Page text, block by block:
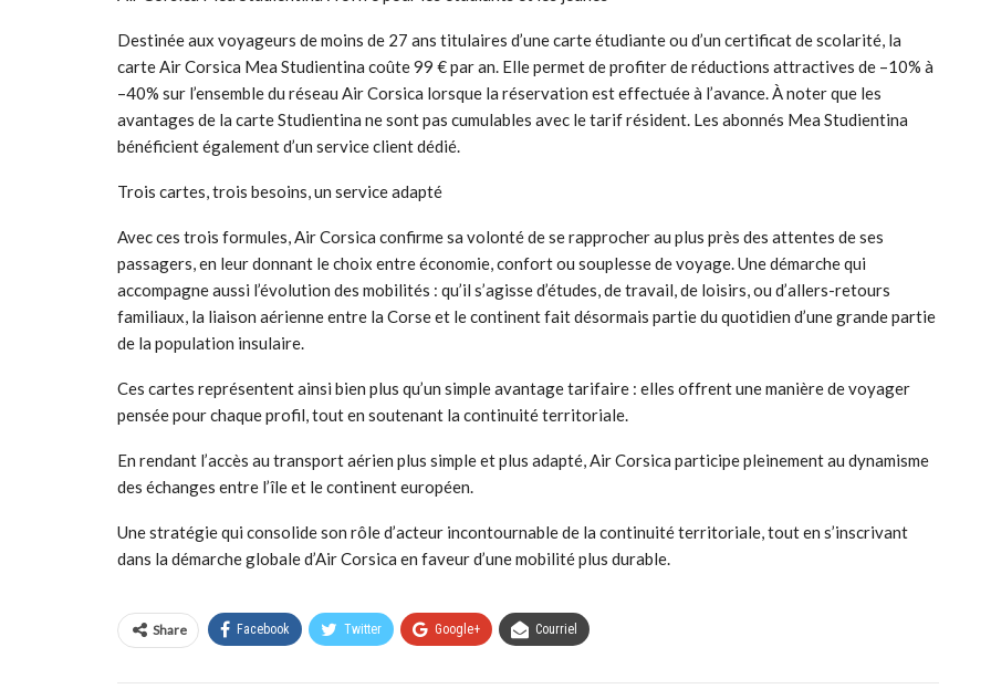
Destinée aux voyageurs de moins de 27 ans titulaires d’une carte étudiante ou d’un certificat de scolarité, la
carte Air Corsica Mea Studientina coûte 99 € par an. Elle permet de profiter de réductions attractives de –10% à
–40% sur l’ensemble du réseau Air Corsica lorsque la réservation est effectuée à l’avance. À noter que les
avantages de la carte Studientina ne sont pas cumulables avec le tarif résident. Les abonnés Mea Studientina
bénéficient également d’un service client dédié.
Trois cartes, trois besoins, un service adapté
Avec ces trois formules, Air Corsica confirme sa volonté de se rapprocher au plus près des attentes de ses
passagers, en leur donnant le choix entre économie, confort ou souplesse de voyage. Une démarche qui
accompagne aussi l’évolution des mobilités : qu’il s’agisse d’études, de travail, de loisirs, ou d’allers-retours
familiaux, la liaison aérienne entre la Corse et le continent fait désormais partie du quotidien d’une grande partie
de la population insulaire.
Ces cartes représentent ainsi bien plus qu’un simple avantage tarifaire : elles offrent une manière de voyager
pensée pour chaque profil, tout en soutenant la continuité territoriale.
En rendant l’accès au transport aérien plus simple et plus adapté, Air Corsica participe pleinement au dynamisme
des échanges entre l’île et le continent européen.
Une stratégie qui consolide son rôle d’acteur incontournable de la continuité territoriale, tout en s’inscrivant
dans la démarche globale d’Air Corsica en faveur d’une mobilité plus durable.
Share Facebook Twitter Google+ Courriel